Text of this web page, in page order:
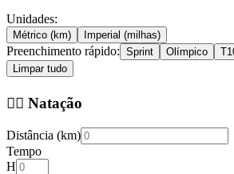
Unidades:
Métrico (km) Imperial (milhas)
Preenchimento rápido: Sprint Olímpico
Limpar tudo
🏊‍♀️ Natação
Distância (km)
Tempo
H